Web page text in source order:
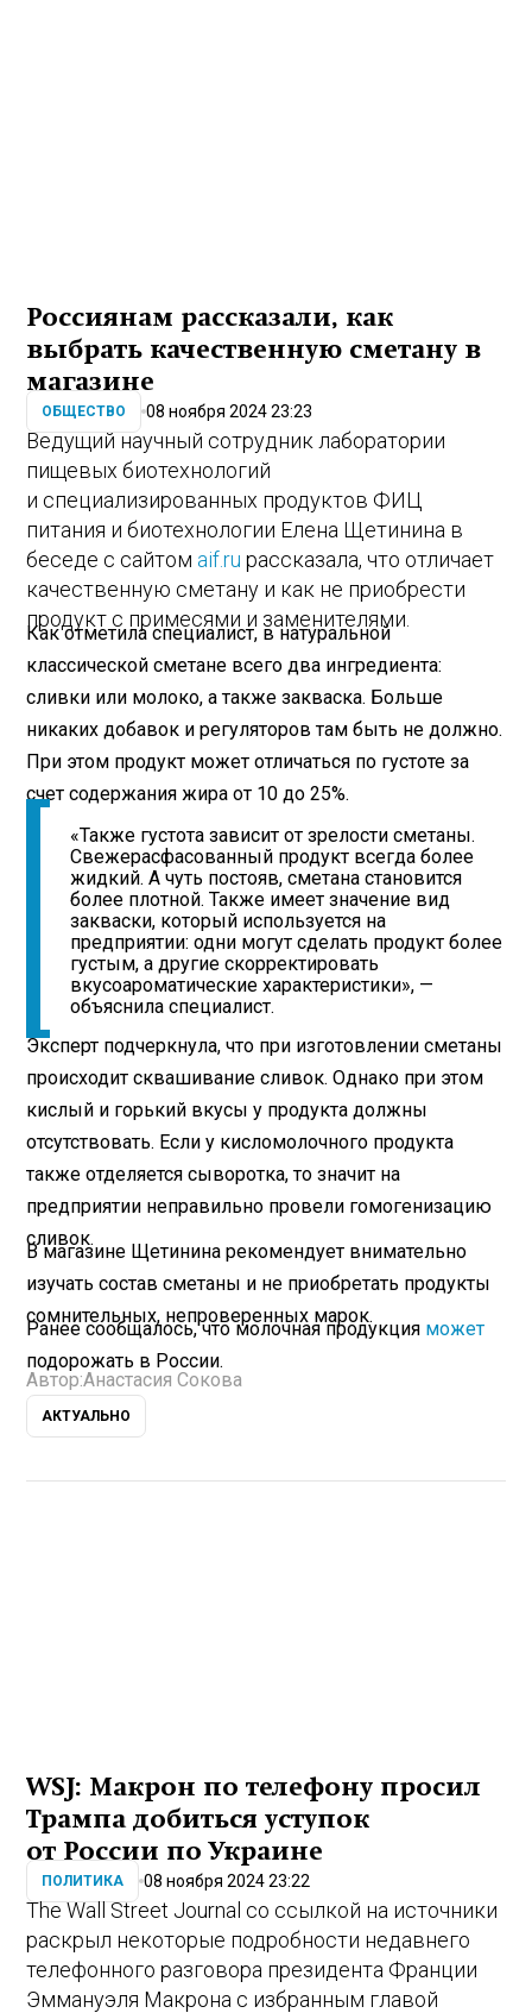
Россиянам рассказали, как
выбрать качественную сметану в
магазине
ОБЩЕСТВО 08 ноября 2024 23:23
Ведущий научный сотрудник лаборатории
пищевых биотехнологий
и специализированных продуктов ФИЦ
питания и биотехнологии Елена Щетинина в
беседе с сайтом aif.ru рассказала, что отличает
качественную сметану и как не приобрести
продукт с примесями и заменителями.
Как отметила специалист, в натуральной
классической сметане всего два ингредиента:
сливки или молоко, а также закваска. Больше
никаких добавок и регуляторов там быть не должно.
При этом продукт может отличаться по густоте за
счет содержания жира от 10 до 25%.
«Также густота зависит от зрелости сметаны.
Свежерасфасованный продукт всегда более
жидкий. А чуть постояв, сметана становится
более плотной. Также имеет значение вид
закваски, который используется на
предприятии: одни могут сделать продукт более
густым, а другие скорректировать
вкусоароматические характеристики», —
объяснила специалист.
Эксперт подчеркнула, что при изготовлении сметаны
происходит сквашивание сливок. Однако при этом
кислый и горький вкусы у продукта должны
отсутствовать. Если у кисломолочного продукта
также отделяется сыворотка, то значит на
предприятии неправильно провели гомогенизацию
сливок.
В магазине Щетинина рекомендует внимательно
изучать состав сметаны и не приобретать продукты
сомнительных, непроверенных марок.
Ранее сообщалось, что молочная продукция может
подорожать в России.
Автор:Анастасия Сокова
АКТУАЛЬНО
WSJ: Макрон по телефону просил
Трампа добиться уступок
от России по Украине
ПОЛИТИКА 08 ноября 2024 23:22
The Wall Street Journal со ссылкой на источники
раскрыл некоторые подробности недавнего
телефонного разговора президента Франции
Эммануэля Макрона с избранным главой